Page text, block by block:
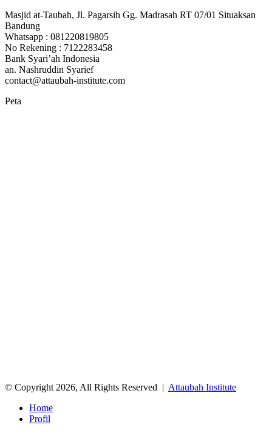
Masjid at-Taubah, Jl. Pagarsih Gg. Madrasah RT 07/01 Situaksan
Bandung
Whatsapp : 081220819805
No Rekening : 7122283458
Bank Syari’ah Indonesia
an. Nashruddin Syarief
contact@attaubah-institute.com
Peta
© Copyright 2026, All Rights Reserved | Attaubah Institute
Home
Profil